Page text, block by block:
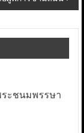
ะชนมพรรษา